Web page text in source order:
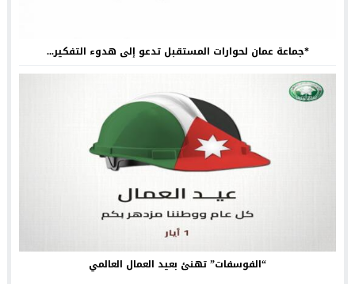
*جماعة عمان لحوارات المستقبل تدعو إلى هدوء التفكير...
“الفوسفات” تهنئ بعيد العمال العالمي